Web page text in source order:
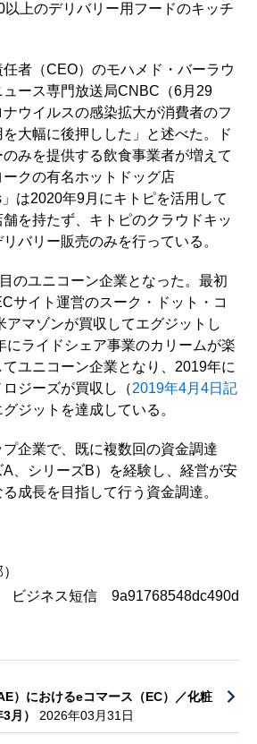
以上のデリバリー用フードのキッチ
者（CEO）のモハメド・バーラウ
ュース専門放送局CNBC（6月29
ウイルスの感染拡大が消費者のフ
大幅に後押しした」と述べた。ド
みを提供する飲食事業者が増えて
クの有名ホットドッグ店
」は2020年9月にキトピを活用して
舗を持たず、キトピのクラウドキッ
バリー販売のみを行っている。
のユニコーン企業となった。最初
サイト運営のスーク・ドット・コ
アマゾンが買収してエグジットし
にライドシェア事業のカリームが楽
ユニコーン企業となり、2019年に
ジーズが買収し（2019年4月4日記
ジットを達成している。
プ企業で、既に複数回の資金調達
A、シリーズB）を経験し、経営が安
成長を目指して行う資金調達。
ビジネス短信 9a91768548dc490d
）におけるeコマース（EC）／化粧
月） 2026年03月31日